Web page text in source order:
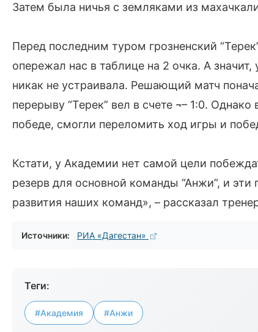
Затем была ничья с земляками из
Перед последним туром грозненский
опережал нас в таблице на 2 очка. А
никак не устраивала. Решающий матч
перерыву “Терек” вел в счете ¬– 1:0.
победе, смогли переломить ход игры и
Кстати, у Академии нет самой цели
резерв для основной команды “Анжи”, и
развития наших команд», – рассказал
Источники: РИА «Дагестан»
Теги:
#Академия #Анжи